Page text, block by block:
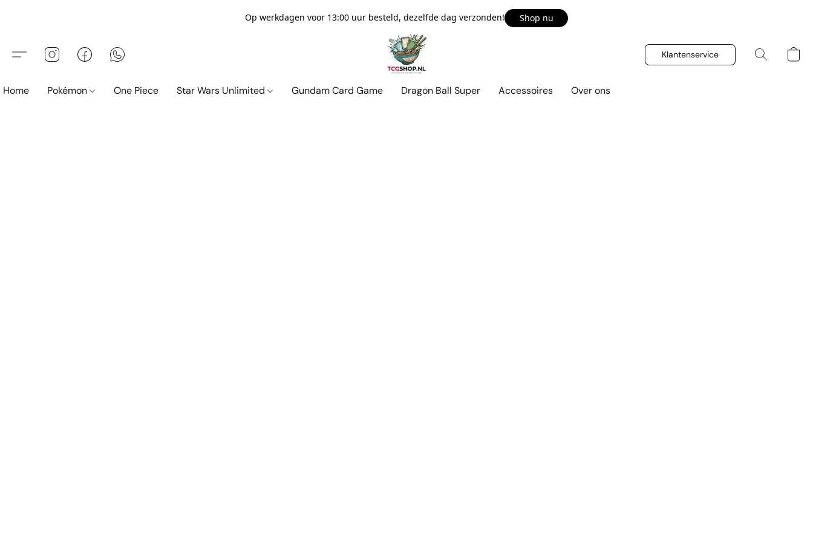
Op werkdagen voor 13:00 uur besteld, dezelfde dag verzonden! Shop nu
Klantenservice
Home Pokémon One Piece Star Wars Unlimited Gundam Card Game Dragon Ball Super Accessoires Over ons